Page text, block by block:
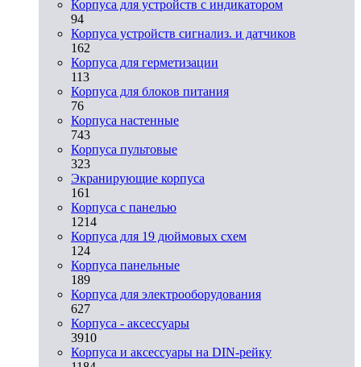
Корпуса для устройств с индикатором
94
Корпуса устройств сигнализ. и датчиков
162
Корпуса для герметизации
113
Корпуса для блоков питания
76
Корпуса настенные
743
Корпуса пультовые
323
Экранирующие корпуса
161
Корпуса с панелью
1214
Корпуса для 19 дюймовых схем
124
Корпуса панельные
189
Корпуса для электрооборудования
627
Корпуса - аксессуары
3910
Корпуса и аксессуары на DIN-рейку